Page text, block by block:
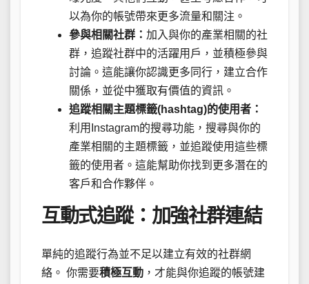
以為你的帳號帶來更多流量和關注。
參與相關社群： 加入與你的產業相關的社
群，追蹤社群中的活躍用戶，並積極參與
討論。這能讓你認識更多同行，建立合作
關係，並從中獲取有價值的資訊。
追蹤相關主題標籤(hashtag)的使用者：
利用Instagram的搜尋功能，搜尋與你的
產業相關的主題標籤，並追蹤使用這些標
籤的使用者。這能幫助你找到更多潛在的
客戶和合作夥伴。
互動式追蹤：加強社群連結
單純的追蹤行為並不足以建立有效的社群網
絡。 你需要積極互動 ，才能與你追蹤的帳號建